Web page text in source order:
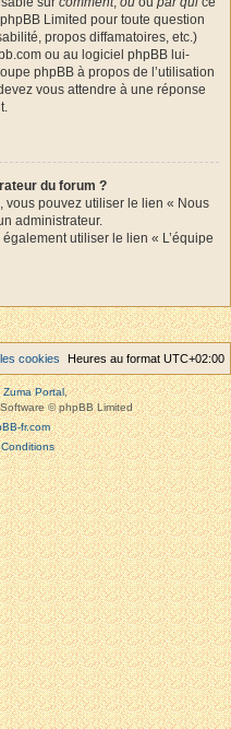
Limited pour toute question
propos diffamatoires, etc.)
ou au logiciel phpBB lui-
phpBB à propos de l’utilisation
vous attendre à une réponse
du forum ?
vous pouvez utiliser le lien « Nous
administrateur.
utiliser le lien « L’équipe
Heures au format UTC+02:00
cookies
Zuma Portal,
© phpBB Limited
fr.com
Conditions